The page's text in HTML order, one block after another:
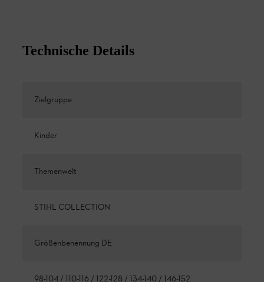
Technische Details
Zielgruppe
Kinder
Themenwelt
STIHL COLLECTION
Größenbenennung DE
98-104 / 110-116 / 122-128 / 134-140 / 146-152